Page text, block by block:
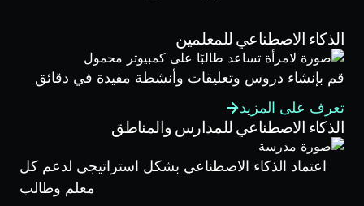
الذكاء الاصطناعي للمعلمين
قم بإنشاء دروس وتعليقات وأنشطة مفيدة في دقائق
تعرف على المزيد
الذكاء الاصطناعي للمدارس والمناطق
اعتماد الذكاء الاصطناعي بشكل استراتيجي لدعم كل
معلم وطالب